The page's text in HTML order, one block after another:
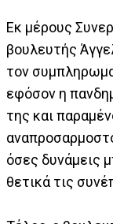
Εκ μέρους
βουλευτής
τον
εφόσον η
της και
όσες δυνάμεις
θετικά τις